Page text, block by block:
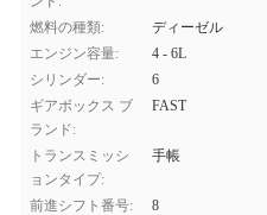
燃料の種類:
ディーゼル
エンジン容量:
4 - 6L
シリンダー:
6
ギアボックス ブ
ランド:
FAST
トランスミッシ
ョンタイプ:
手帳
前進シフト番号:
8